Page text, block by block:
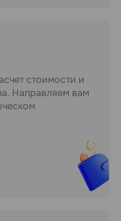
стоимости и
Направляем вам